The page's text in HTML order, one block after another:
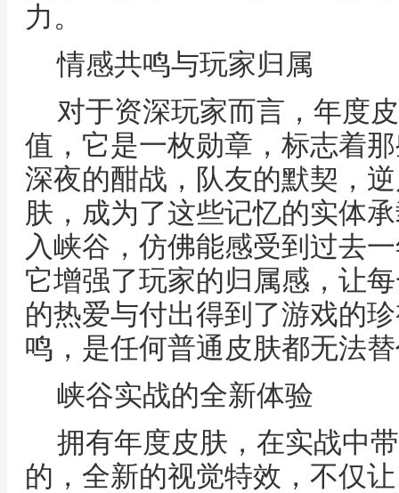
力。
情感共鸣与玩家归属
对于资深玩家而言，年度
值，它是一枚勋章，标志着
深夜的酣战，队友的默契，
肤，成为了这些记忆的实体
入峡谷，仿佛能感受到过去
它增强了玩家的归属感，让
的热爱与付出得到了游戏的
鸣，是任何普通皮肤都无法
峡谷实战的全新体验
拥有年度皮肤，在实战中
的，全新的视觉特效，不仅